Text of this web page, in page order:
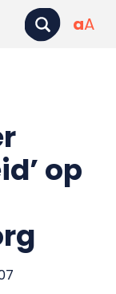
aA
op